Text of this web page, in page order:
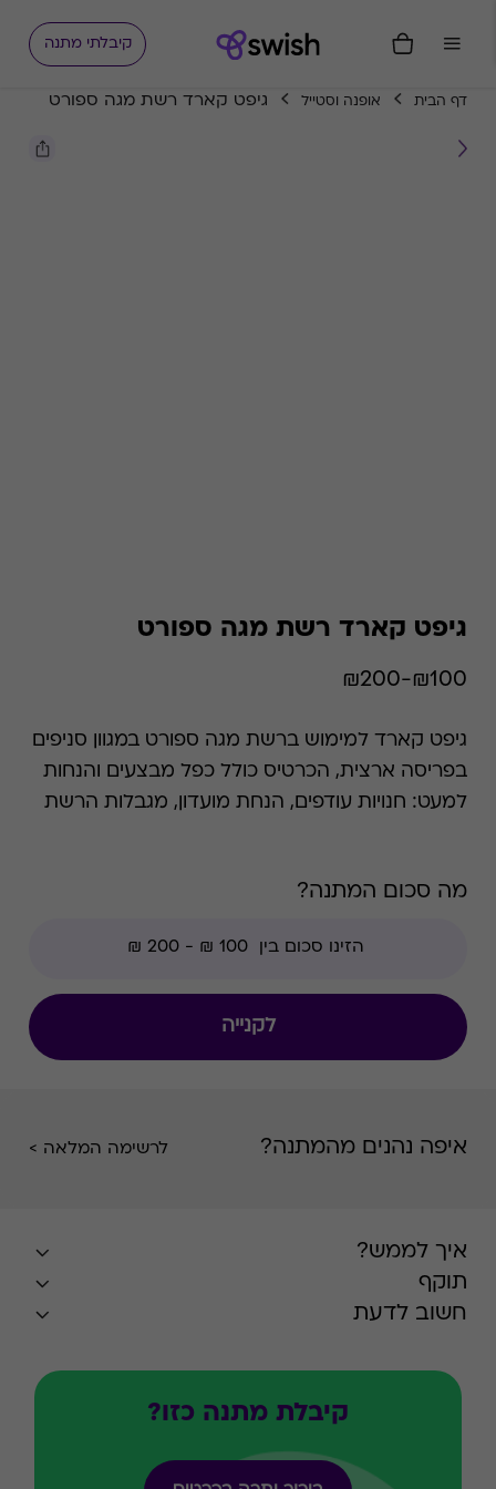
קיבלתי מתנה
דף הבית אופנה וסטייל גיפט קארד רשת מגה ספורט
גיפט קארד רשת מגה ספורט
₪100-₪200
גיפט קארד למימוש ברשת מגה ספורט במגוון סניפים
בפריסה ארצית, הכרטיס כולל כפל מבצעים והנחות
למעט: חנויות עודפים, הנחת מועדון, מגבלות הרשת
מה סכום המתנה?
לקנייה
איפה נהנים מהמתנה? לרשימה המלאה >
איך לממש?
תוקף
חשוב לדעת
קיבלת מתנה כזו?